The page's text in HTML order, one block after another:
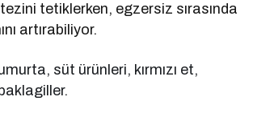
tetiklerken, egzersiz sırasında
artırabiliyor.
süt ürünleri, kırmızı et,